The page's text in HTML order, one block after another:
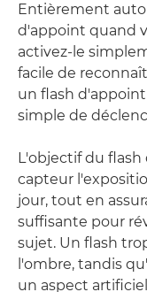
Entièrement
d'appoint quand
activez-le
facile de
un flash
simple de
L'objectif du
capteur
jour, tout en
suffisante pour
sujet. Un flash
l'ombre, tandis
un aspect